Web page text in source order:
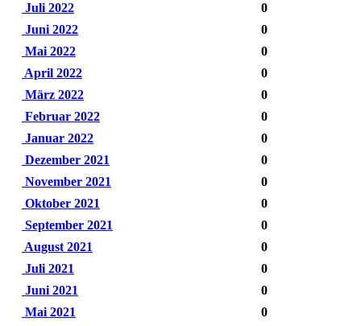
Juli 2022
0
Juni 2022
0
Mai 2022
0
April 2022
0
März 2022
0
Februar 2022
0
Januar 2022
0
Dezember 2021
0
November 2021
0
Oktober 2021
0
September 2021
0
August 2021
0
Juli 2021
0
Juni 2021
0
Mai 2021
0